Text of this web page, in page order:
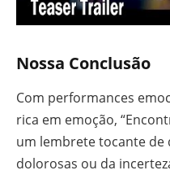
Nossa Conclusão
Com performances
rica em emoção,
um lembrete tocante de
dolorosas ou da